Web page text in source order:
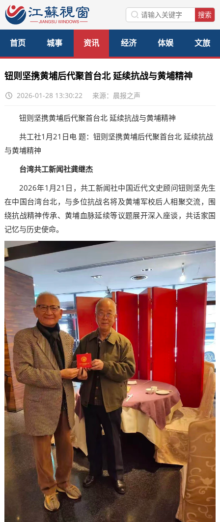
首页 城事 资讯 经济 体娱 文旅
美食 公益
钮则坚携黄埔后代聚首台北 延续抗战与黄埔精神
2026-01-28 13:30:22 来源：晨报之声
钮则坚携黄埔后代聚首台北 延续抗战与黄埔精神
共工社1月21日电 题：钮则坚携黄埔后代聚首台北 延续抗战
与黄埔精神
台湾共工新闻社龚继杰
2026年1月21日，共工新闻社中国近代文史顾问钮则坚先生
在中国台湾台北，与多位抗战名将及黄埔军校后人相聚交流，围
绕抗战精神传承、黄埔血脉延续等议题展开深入座谈，共话家国
记忆与历史使命。